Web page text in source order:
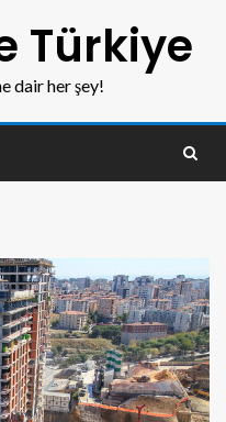
Türkiye
dair her şey!